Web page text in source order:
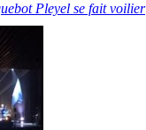
Pleyel se fait voilier